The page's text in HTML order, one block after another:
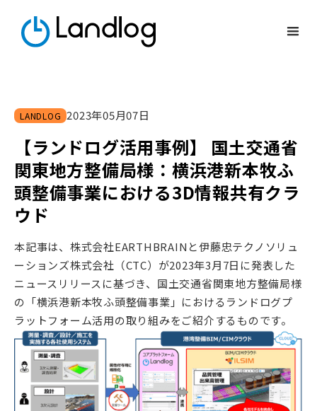
LANDLOG 2023年05月07日
【ランドログ活用事例】 国土交通省
関東地方整備局様：横浜港新本牧ふ
頭整備事業における3D情報共有クラ
ウド
本記事は、株式会社EARTHBRAINと伊藤忠テクノソリュ
ーションズ株式会社（CTC）が2023年3月7日に発表した
ニュースリリースに基づき、国土交通省関東地方整備局様
の「横浜港新本牧ふ頭整備事業」におけるランドログプ
ラットフォーム活用の取り組みをご紹介するものです。